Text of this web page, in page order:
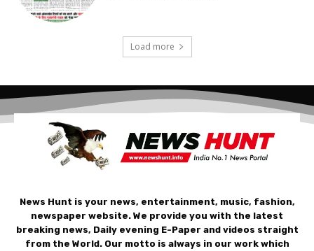
Load more
News Hunt is your news, entertainment, music, fashion,
newspaper website. We provide you with the latest
breaking news, Daily evening E-Paper and videos straight
from the World. Our motto is always in our work which